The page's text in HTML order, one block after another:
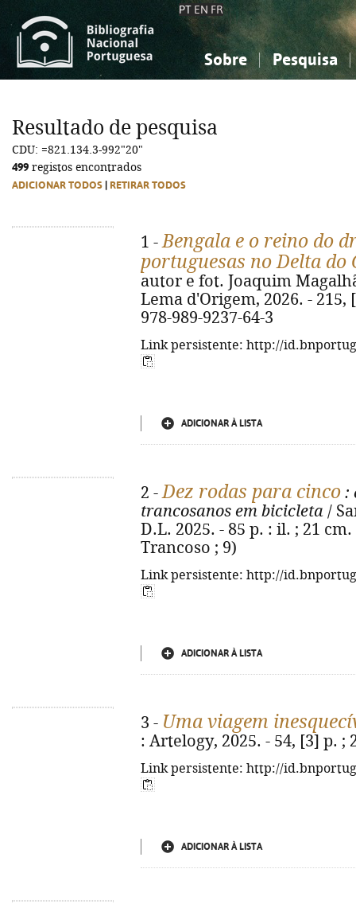
PT EN FR
Sobre Pesquisa
Ciências sociais...
Ciências sociais...
Resultado de pesquisa
CDU: =821.134.3-992"20"
499 registos encontrados
ADICIONAR TODOS RETIRAR TODOS
1 -Bengala e o reino do
portuguesas no Delta do
autor e fot. Joaquim
Lema d'Origem, 2026. - 215,
978-989-9237-64-3
Link persistente: http://
ADICIONAR À LISTA
2 -Dez rodas para cinco :
trancosanos em bicicleta /
D.L. 2025. - 85 p. : il. ; 21
Trancoso ; 9)
Link persistente: http://
ADICIONAR À LISTA
3 - Uma viagem
: Artelogy, 2025. - 54, [3] p. ;
Link persistente: http://
ADICIONAR À LISTA